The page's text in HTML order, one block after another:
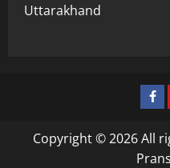
Uttarakhand
Copyright © 2026 All